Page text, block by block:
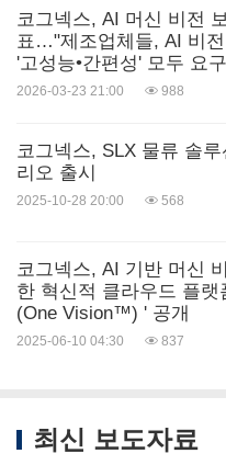
로고 -
https://
출처: Cognex Corporation
키워드: 컴퓨터/전자제품
Share:
코그넥스, AI 머신 비전
표…"제조업체들, AI 비전
'고성능•간편성' 모두 요
2026-03-23 21:00 988
코그넥스, SLX 물류 솔
리오 출시
2025-10-28 20:00 568
코그넥스, AI 기반 머신
한 혁신적 클라우드 플랫
(One Vision™) ' 공개
2025-06-10 04:30 837
최신 보도자료